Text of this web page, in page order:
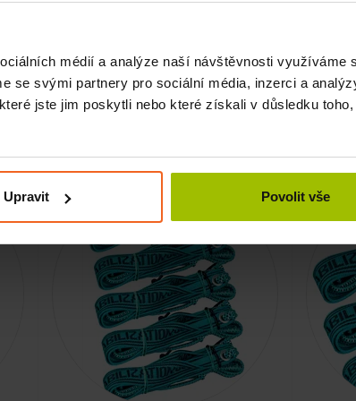
médií a analýze naší návštěvnosti využíváme
se svými partnery pro sociální média, inzerci a
jste jim poskytli nebo které získali v důsledku toho,
Upravit Povolit vše
SKLADEM
-15% -5%